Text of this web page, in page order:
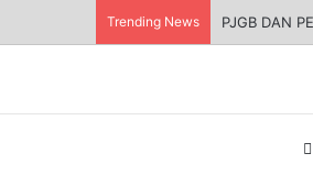
Trending News PJGB DAN